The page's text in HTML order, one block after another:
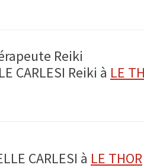
Reiki
CARLESI Reiki à LE
CARLESI à LE THOR